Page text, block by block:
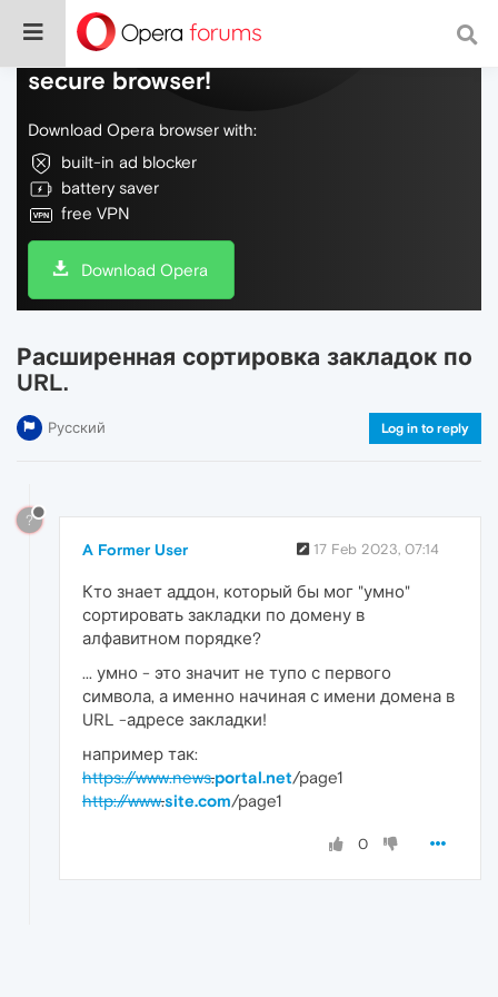
Do more on the web, with a fast and
secure browser!
Download Opera browser with:
built-in ad blocker
battery saver
free VPN
Download Opera
Расширенная сортировка закладок по
URL.
Русский Log in to reply
?
A Former User 17 Feb 2023, 07:14
Кто знает аддон, который бы мог "умно"
сортировать закладки по домену в
алфавитном порядке?
... умно - это значит не тупо с первого
символа, а именно начиная с имени домена в
URL -адресе закладки!
например так:
https://www.news.portal.net/page1
http://www.site.com/page1
0